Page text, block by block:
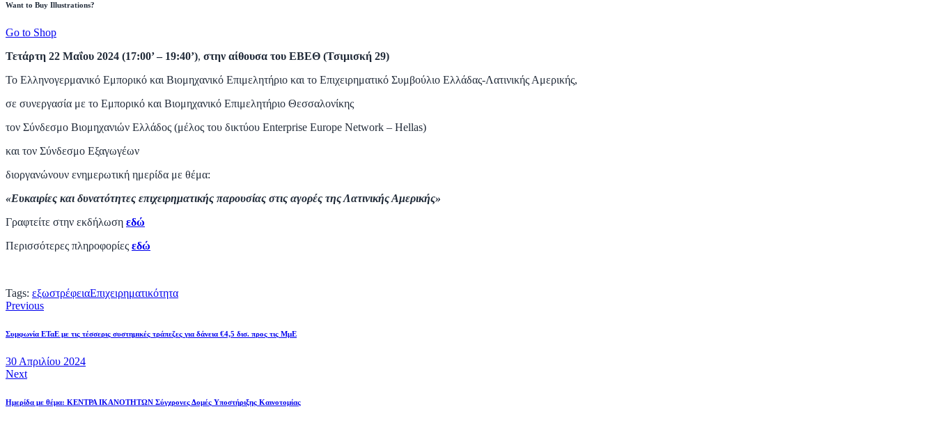
Want to Buy Illustrations?
Go to Shop
Τετάρτη 22 Μαΐου 2024 (17:00’ – 19:40’), στην αίθουσα του ΕΒΕΘ (Τσιμισκή 29)
Το Ελληνογερμανικό Εμπορικό και Βιομηχανικό Επιμελητήριο και το Επιχειρηματικό Συμβούλιο Ελλάδας-Λατινικής Αμερικής,
σε συνεργασία με το Εμπορικό και Βιομηχανικό Επιμελητήριο Θεσσαλονίκης
τον Σύνδεσμο Βιομηχανιών Ελλάδος (μέλος του δικτύου Enterprise Europe Network – Hellas)
και τον Σύνδεσμο Εξαγωγέων
διοργανώνουν ενημερωτική ημερίδα με θέμα:
«Ευκαιρίες και δυνατότητες επιχειρηματικής παρουσίας στις αγορές της Λατινικής Αμερικής»
Γραφτείτε στην εκδήλωση εδώ
Περισσότερες πληροφορίες εδώ
Tags: εξωστρέφειαΕπιχειρηματικότητα
Previous
Συμφωνία ΕΤαΕ με τις τέσσερις συστημικές τράπεζες για δάνεια €4,5 δισ. προς τις ΜμΕ
30 Απριλίου 2024
Next
Ημερίδα με θέμα: ΚΕΝΤΡΑ ΙΚΑΝΟΤΗΤΩΝ Σύγχρονες Δομές Υποστήριξης Καινοτομίας